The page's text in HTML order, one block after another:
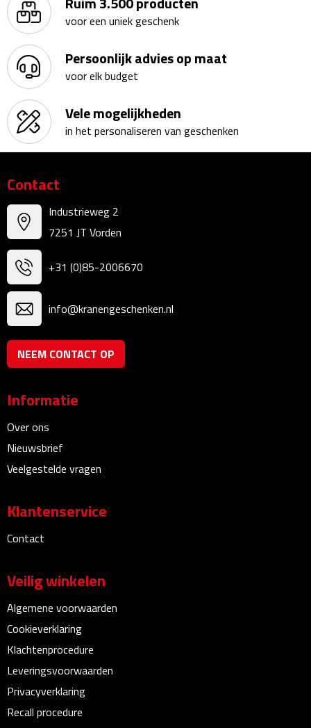
Cocktailglazen
Wijnglazen
Koffieglazen
Theeglazen
Kopjes
Mokken
Schoteltjes
Thermossets
Kantoor & Zakelijk
Agenda's & Kalenders
Agenda's
Kalenders
Beurs & Evenementen
Banners
Barmatten
Naambadges & naamkaarthouders
Stickers
Visitekaartjes
Vlaggen
Bureau Toebehoren
voor een uniek geschenk
Persoonlijk advies op maat
voor elk budget
Vele mogelijkheden
in het personaliseren van geschenken
Contact
Industrieweg 2
7251 JT Vorden
+31 (0)85-2006670
info@kranengeschenken.nl
NEEM CONTACT OP
Informatie
Over ons
Nieuwsbrief
Veelgestelde vragen
Klantenservice
Contact
Veilig winkelen
Algemene voorwaarden
Cookieverklaring
Klachtenprocedure
Leveringsvoorwaarden
Privacyverklaring
Recall procedure